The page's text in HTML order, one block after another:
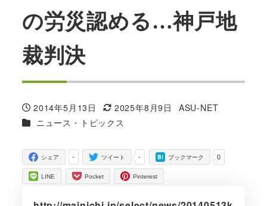
の労災認める…神戸地
裁判決
投稿日
2014年5月13日
更新日
2025年8月9日
著
ASU-NET
カテゴリー
ニュース・トピックス
-
シェア -
ツイート 0
ブックマーク
LINE Pocket Pinterest